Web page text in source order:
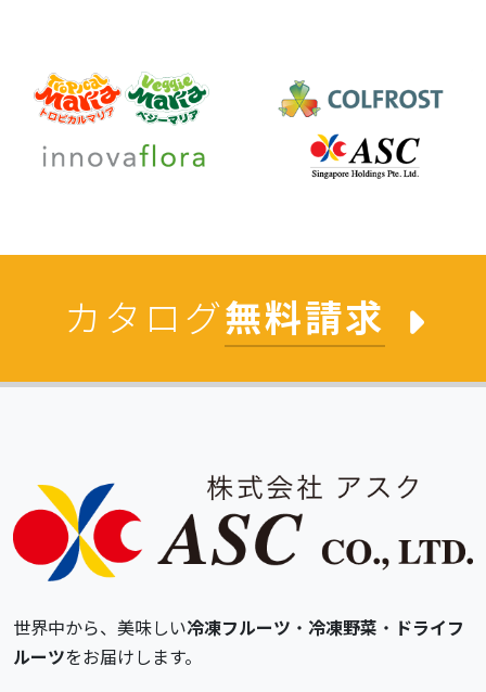
カタログ無料請求
世界中から、美味しい冷凍フルーツ ・ 冷凍野菜 ・ ドライフ
ルーツをお届けします。